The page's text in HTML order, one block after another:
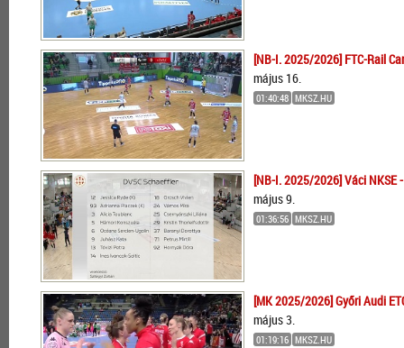
[NB-I. 2025/2026] FTC-Rail
május 16.
01:40:48 MKSZ.HU
[NB-I. 2025/2026] Váci NKSE
május 9.
01:36:56 MKSZ.HU
[MK 2025/2026] Győri Audi
május 3.
01:19:16 MKSZ.HU